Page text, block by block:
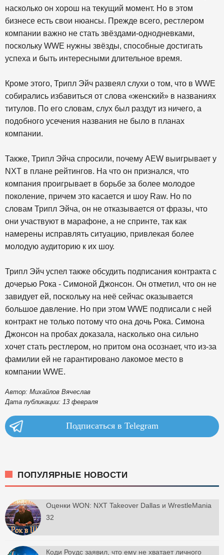
насколько он хорош на текущий момент. Но в этом
бизнесе есть свои нюансы. Прежде всего, рестлером
компании важно не стать звёздами-однодневками,
поскольку WWE нужны звёзды, способные достигать
успеха и быть интересными длительное время.
Кроме этого, Трипл Эйч развеял слухи о том, что в WWE
собирались избавиться от слова «женский» в названиях
титулов. По его словам, слух был раздут из ничего, а
подобного усечения названия не было в планах
компании.
Также, Трипл Эйча спросили, почему AEW выигрывает у
NXT в плане рейтингов. На что он признался, что
компания проигрывает в борьбе за более молодое
поколение, причем это касается и шоу Raw. Но по
словам Трипл Эйча, он не отказывается от фразы, что
они участвуют в марафоне, а не спринте, так как
намерены исправлять ситуацию, привлекая более
молодую аудиторию к их шоу.
Трипл Эйч успел также обсудить подписания контракта с
дочерью Рока - Симоной Джонсон. Он отметил, что он не
завидует ей, поскольку на неё сейчас оказывается
большое давление. Но при этом WWE подписали с ней
контракт не только потому что она дочь Рока. Симона
Джонсон на пробах доказала, насколько она сильно
хочет стать рестлером, но притом она осознает, что из-за
фамилии ей не гарантировано лакомое место в
компании WWE.
Автор: Михайлов Вячеслав
Дата публикации: 13 февраля
Подписаться в Telegram
ПОПУЛЯРНЫЕ НОВОСТИ
Оценки WON: NXT Takeover Dallas и WrestleMania
32
Коди Роудс заявил, что ему не хватает личного